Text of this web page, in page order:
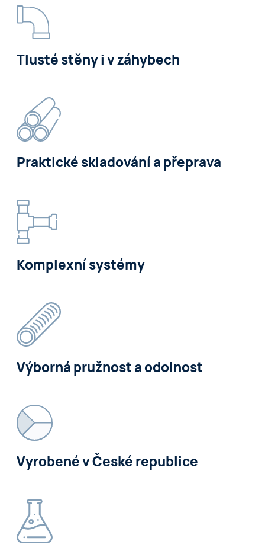
Tlusté stěny i v záhybech
Praktické skladování a přeprava
Komplexní systémy
Výborná pružnost a odolnost
Vyrobené v České republice